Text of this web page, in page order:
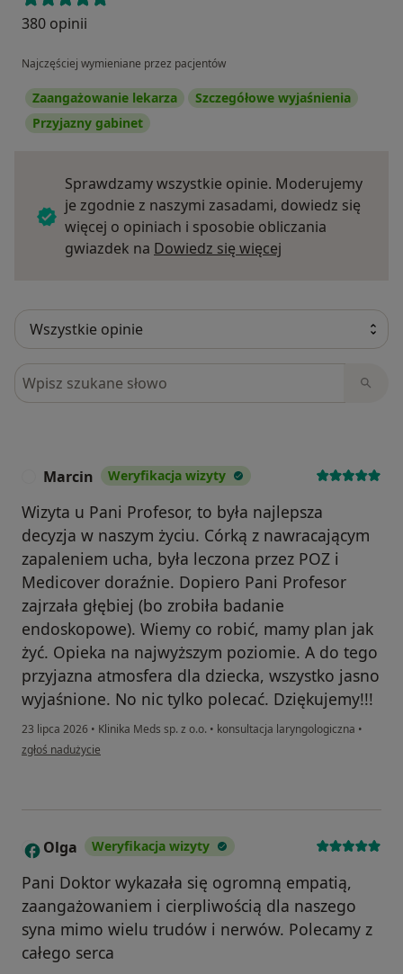
380 opinii
Najczęściej wymieniane przez pacjentów
Zaangażowanie lekarza
Szczegółowe wyjaśnienia
Przyjazny gabinet
Sprawdzamy wszystkie opinie. Moderujemy
je zgodnie z naszymi zasadami, dowiedz się
więcej o opiniach i sposobie obliczania
gwiazdek na Dowiedz się więcej
Szukaj w opiniach
Marcin Weryfikacja wizyty
Wizyta u Pani Profesor, to była najlepsza
decyzja w naszym życiu. Córką z nawracającym
zapaleniem ucha, była leczona przez POZ i
Medicover doraźnie. Dopiero Pani Profesor
zajrzała głębiej (bo zrobiła badanie
endoskopowe). Wiemy co robić, mamy plan jak
żyć. Opieka na najwyższym poziomie. A do tego
przyjazna atmosfera dla dziecka, wszystko jasno
wyjaśnione. No nic tylko polecać. Dziękujemy!!!
23 lipca 2026 • Klinika Meds sp. z o.o. • konsultacja laryngologiczna •
w opinii użytkownika Marcin
zgłoś nadużycie
O Olga Weryfikacja wizyty
Pani Doktor wykazała się ogromną empatią,
zaangażowaniem i cierpliwością dla naszego
syna mimo wielu trudów i nerwów. Polecamy z
całego serca